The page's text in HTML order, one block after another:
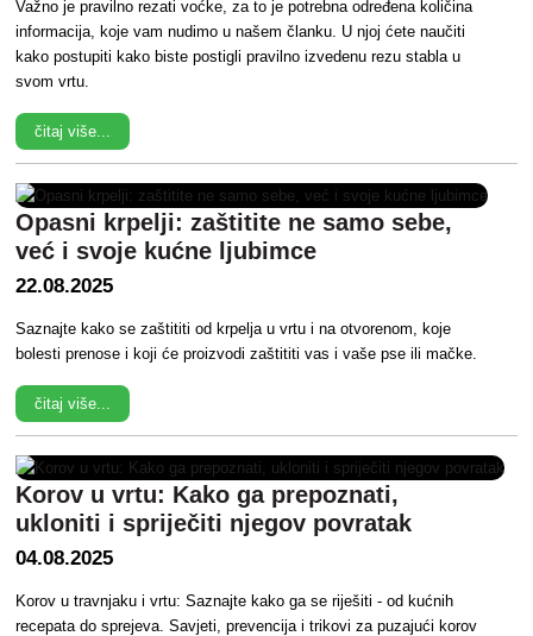
Važno je pravilno rezati voćke, za to je potrebna određena količina
informacija, koje vam nudimo u našem članku. U njoj ćete naučiti
kako postupiti kako biste postigli pravilno izvedenu rezu stabla u
svom vrtu.
čitaj više...
Opasni krpelji: zaštitite ne samo sebe,
već i svoje kućne ljubimce
22.08.2025
Saznajte kako se zaštititi od krpelja u vrtu i na otvorenom, koje
bolesti prenose i koji će proizvodi zaštititi vas i vaše pse ili mačke.
čitaj više...
Korov u vrtu: Kako ga prepoznati,
ukloniti i spriječiti njegov povratak
04.08.2025
Korov u travnjaku i vrtu: Saznajte kako ga se riješiti - od kućnih
recepata do sprejeva. Savjeti, prevencija i trikovi za puzajući korov